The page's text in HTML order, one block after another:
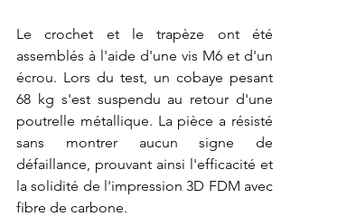
Le crochet et le trapèze ont été
assemblés à l'aide d'une vis M6 et d'un
écrou. Lors du test, un cobaye pesant
68 kg s'est suspendu au retour d'une
poutrelle métallique. La pièce a résisté
sans montrer aucun signe de
défaillance, prouvant ainsi l'efficacité et
la solidité de l'impression 3D FDM avec
fibre de carbone.